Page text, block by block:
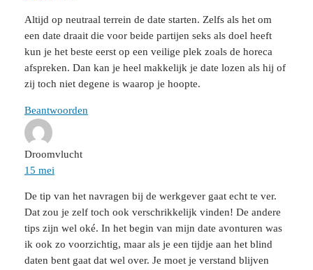
Altijd op neutraal terrein de date starten. Zelfs als het om
een date draait die voor beide partijen seks als doel heeft
kun je het beste eerst op een veilige plek zoals de horeca
afspreken. Dan kan je heel makkelijk je date lozen als hij of
zij toch niet degene is waarop je hoopte.
Beantwoorden
Droomvlucht
15 mei
De tip van het navragen bij de werkgever gaat echt te ver.
Dat zou je zelf toch ook verschrikkelijk vinden! De andere
tips zijn wel oké. In het begin van mijn date avonturen was
ik ook zo voorzichtig, maar als je een tijdje aan het blind
daten bent gaat dat wel over. Je moet je verstand blijven